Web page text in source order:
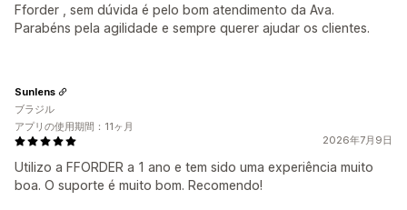
Fforder , sem dúvida é pelo bom atendimento da Ava.
Parabéns pela agilidade e sempre querer ajudar os clientes.
2026年7月9日
Utilizo a FFORDER a 1 ano e tem sido uma experiência muito
boa. O suporte é muito bom. Recomendo!
Sunlens
ブラジル
アプリの使用期間：11ヶ月